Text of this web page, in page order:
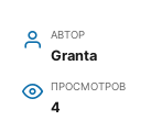
АВТОР
Granta
ПРОСМОТРОВ
4